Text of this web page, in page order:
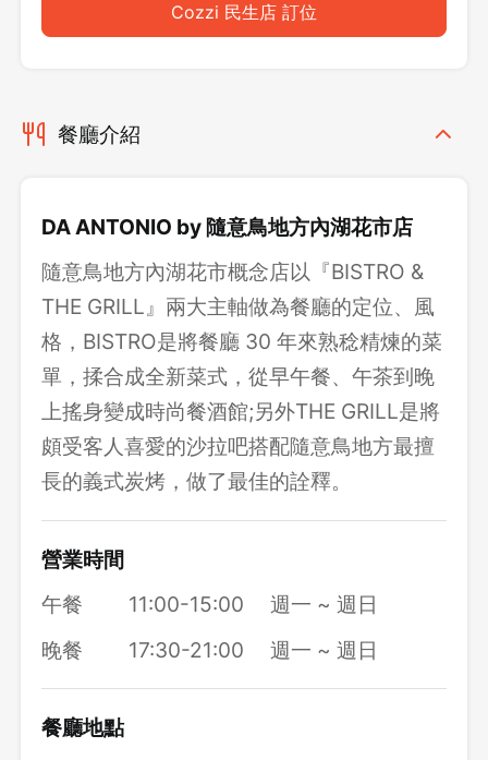
Cozzi 民生店 訂位
餐廳介紹
DA ANTONIO by 隨意鳥地方內湖花市店
隨意鳥地方內湖花市概念店以『BISTRO &
THE GRILL』兩大主軸做為餐廳的定位、風
格，BISTRO是將餐廳 30 年來熟稔精煉的菜
單，揉合成全新菜式，從早午餐、午茶到晚
上搖身變成時尚餐酒館;另外THE GRILL是將
頗受客人喜愛的沙拉吧搭配隨意鳥地方最擅
長的義式炭烤，做了最佳的詮釋。
營業時間
午餐
11:00-15:00
週一 ~ 週日
晚餐
17:30-21:00 週一 ~ 週日
餐廳地點
登出
確定要登出嗎？